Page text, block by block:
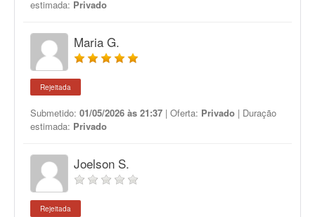
estimada: Privado
Maria G.
Rejeitada
Submetido: 01/05/2026 às 21:37 | Oferta: Privado | Duração
estimada: Privado
Joelson S.
Rejeitada